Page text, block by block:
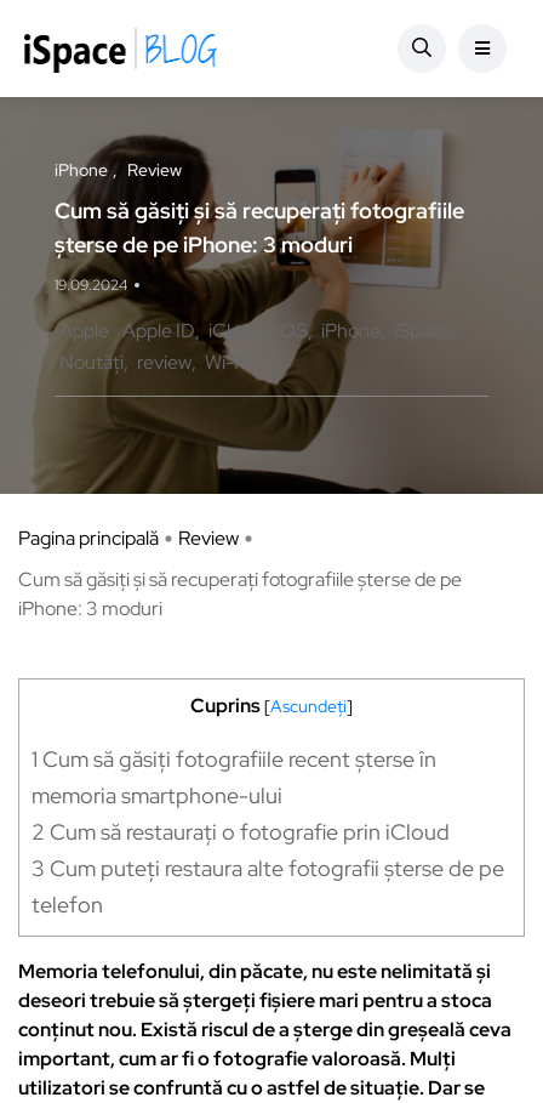
iPhone Review
Cum să găsiți și să recuperați fotografiile
șterse de pe iPhone: 3 moduri
19.09.2024
Apple Apple ID iCloud iOS iPhone
iSpace
Noutăți
review Wi-Fi
Pagina principală
Review
Cum să găsiți și să recuperați fotografiile șterse de pe
iPhone: 3 moduri
Cuprins[Ascundeți]
1 Cum să găsiți fotografiile recent șterse în
memoria smartphone-ului
2 Cum să restaurați o fotografie prin iCloud
3 Cum puteți restaura alte fotografii șterse de pe
telefon
Memoria telefonului, din păcate, nu este nelimitată și
deseori trebuie să ștergeți fișiere mari pentru a stoca
conținut nou. Există riscul de a șterge din greșeală ceva
important, cum ar fi o fotografie valoroasă. Mulți
utilizatori se confruntă cu o astfel de situație. Dar se